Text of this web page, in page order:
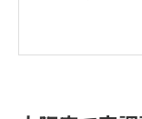
未経験
特徴